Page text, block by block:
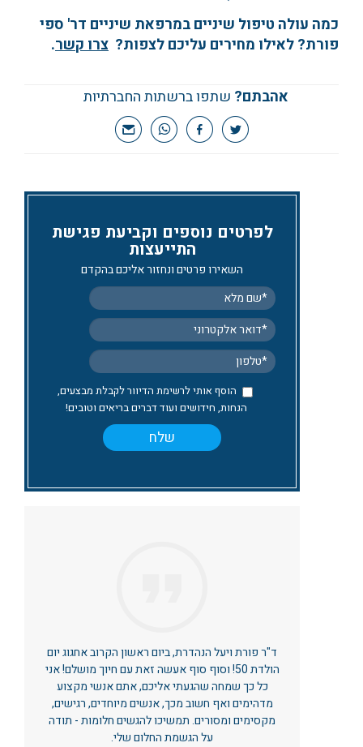
כמה עולה טיפול שיניים במרפאת שיניים דר' ספי
פורת? לאילו מחירים עליכם לצפות? צרו קשר.
אהבתם? שתפו ברשתות החברתיות
לפרטים נוספים וקביעת פגישת
התייעצות
השאירו פרטים ונחזור אליכם בהקדם
הוסף אותי לרשימת הדיוור לקבלת מבצעים,
הנחות, חידושים ועוד דברים בריאים וטובים!
ד"ר פורת ויעל הנהדרת, ביום ראשון הקרוב אחגוג יום
הולדת 50! וסוף סוף אעשה זאת עם חיוך מושלם! אני
כל כך שמחה שהגעתי אליכם, אתם אנשי מקצוע
מדהימים ואף חשוב מכך, אנשים מיוחדים, רגישים,
מקסימים ומסורים. תמשיכו להגשים חלומות - תודה
על הגשמת החלום שלי.